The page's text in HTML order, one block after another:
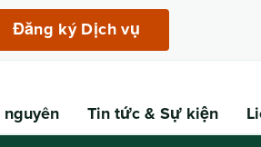
Đăng ký Dịch vụ
nguyên Tin tức& Sự kiện